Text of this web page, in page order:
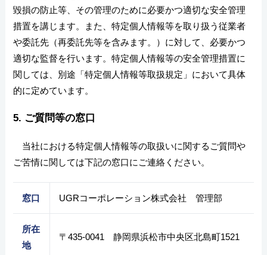
毀損の防止等、その管理のために必要かつ適切な安全管理
措置を講じます。また、特定個人情報等を取り扱う従業者
や委託先（再委託先等を含みます。）に対して、必要かつ
適切な監督を行います。特定個人情報等の安全管理措置に
関しては、別途「特定個人情報等取扱規定」において具体
的に定めています。
5. ご質問等の窓口
当社における特定個人情報等の取扱いに関するご質問や
ご苦情に関しては下記の窓口にご連絡ください。
窓口 UGRコーポレーション株式会社 管理部
所在
地
〒435-0041 静岡県浜松市中央区北島町1521